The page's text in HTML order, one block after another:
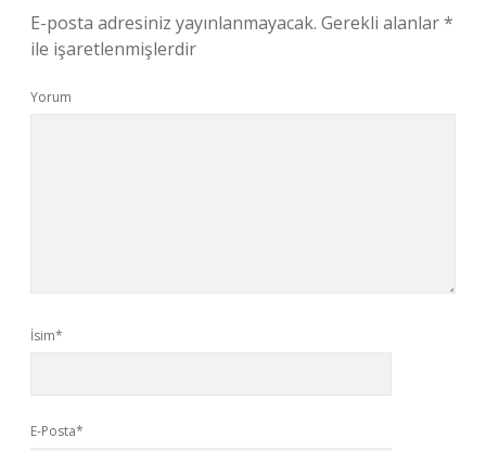
E-posta adresiniz yayınlanmayacak. Gerekli alanlar*
ile işaretlenmişlerdir
Yorum
İsim*
E-Posta*